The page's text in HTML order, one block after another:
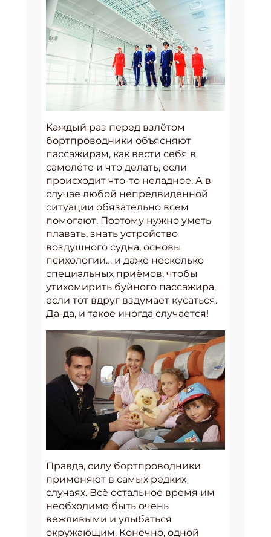
Каждый раз перед взлётом
бортпроводники объясняют
пассажирам, как вести себя в
самолёте и что делать, если
происходит что-то неладное. А в
случае любой непредвиденной
ситуации обязательно всем
помогают. Поэтому нужно уметь
плавать, знать устройство
воздушного судна, основы
психологии… и даже несколько
специальных приёмов, чтобы
утихомирить буйного пассажира,
если тот вдруг вздумает кусаться.
Да-да, и такое иногда случается!
Правда, силу бортпроводники
применяют в самых редких
случаях. Всё остальное время им
необходимо быть очень
вежливыми и улыбаться
окружающим. Конечно, одной